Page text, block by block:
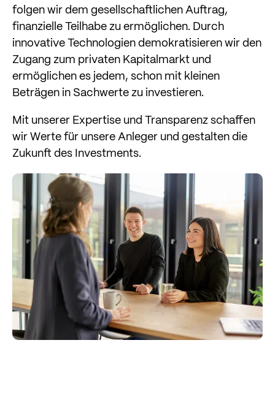
folgen wir dem gesellschaftlichen Auftrag,
finanzielle Teilhabe zu ermöglichen. Durch
innovative Technologien demokratisieren wir den
Zugang zum privaten Kapitalmarkt und
ermöglichen es jedem, schon mit kleinen
Beträgen in Sachwerte zu investieren.
Mit unserer Expertise und Transparenz schaffen
wir Werte für unsere Anleger und gestalten die
Zukunft des Investments.